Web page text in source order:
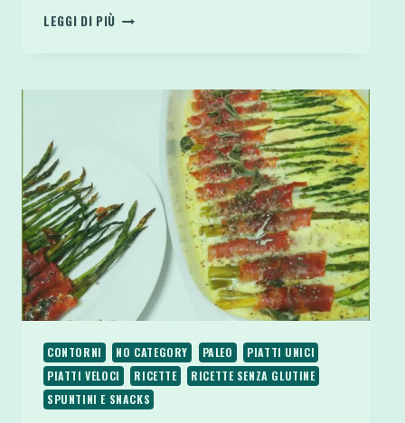
LEGGI DI PIÙ GOOD
CONTORNI NO CATEGORY PALEO
PIATTI UNICI
PIATTI VELOCI
RICETTE
RICETTE SENZA GLUTINE
SPUNTINI E SNACKS